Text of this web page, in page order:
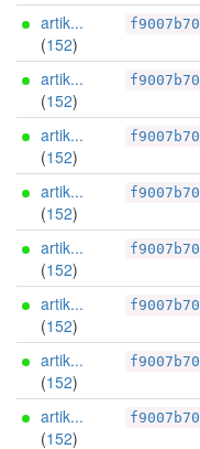
artik...
(152)
f9007b70
artik...
(152)
f9007b70
artik...
(152)
f9007b70
artik...
(152)
f9007b70
artik...
(152)
f9007b70
artik...
(152)
f9007b70
artik...
(152)
f9007b70
artik...
(152)
f9007b70